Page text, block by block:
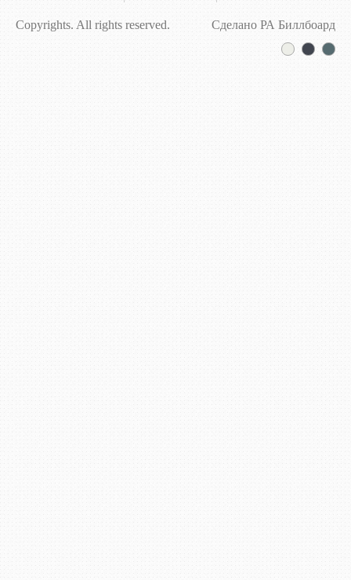
Copyrights. All rights reserved. Сделано РА Биллбоард